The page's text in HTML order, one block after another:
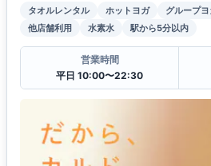
タオルレンタル ホットヨガ グループ
他店舗利用
水素水 駅から5分以内
営業時間
平日 10:00〜22:30